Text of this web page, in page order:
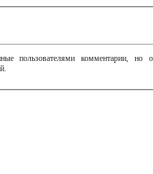
пользователями комментарии, но